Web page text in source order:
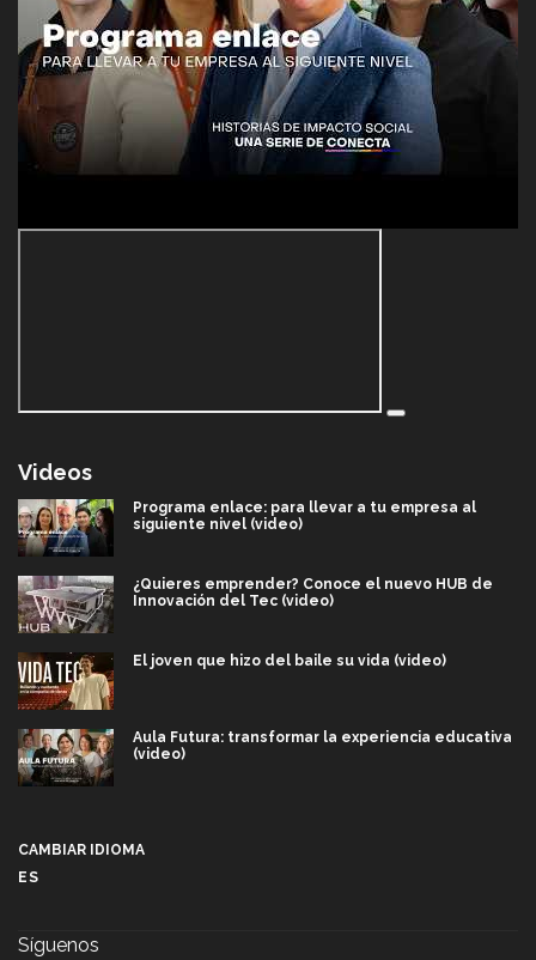
Videos
Programa enlace: para llevar a tu empresa al
siguiente nivel (video)
¿Quieres emprender? Conoce el nuevo HUB de
Innovación del Tec (video)
El joven que hizo del baile su vida (video)
Aula Futura: transformar la experiencia educativa
(video)
CAMBIAR IDIOMA
ES
Síguenos